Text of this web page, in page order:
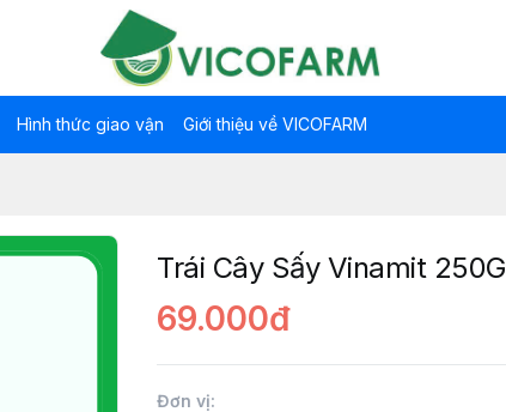
Hình thức giao vận Giới thiệu về VICOFARM
Trái Cây Sấy Vinamit 250G
69.000đ
Đơn vị: